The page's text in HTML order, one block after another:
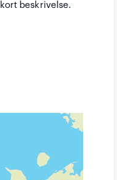
beskrivelse.